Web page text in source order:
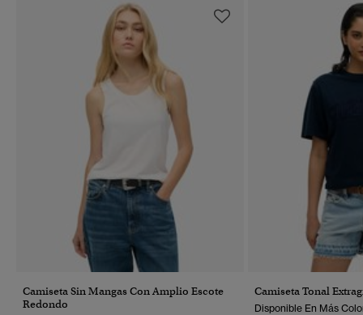
Camiseta Sin Mangas Con Amplio Escote
Redondo
Camiseta Tonal
Disponible En Más